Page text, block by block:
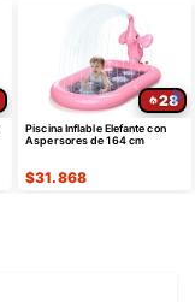
28
Piscina Inflable Elefante con
Aspersores de 164 cm
$31.868